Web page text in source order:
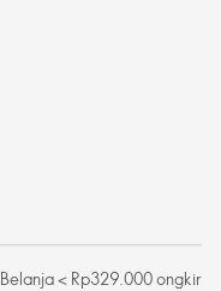
< Rp329.000 ongkir